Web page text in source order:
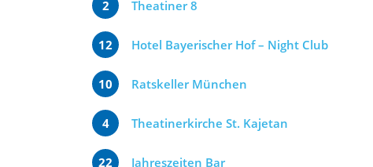
2 Theatiner 8
12 Hotel Bayerischer Hof – Night Club
10 Ratskeller München
4 Theatinerkirche St. Kajetan
22 Jahreszeiten Bar